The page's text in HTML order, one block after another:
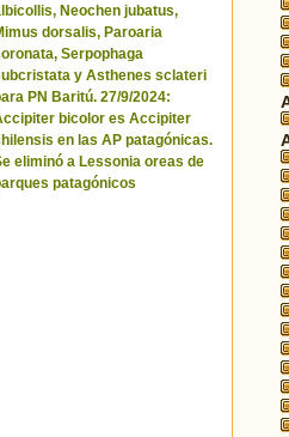
Neochen jubatus,
dorsalis, Paroaria
Serpophaga
y Asthenes sclateri
PN Baritú. 27/9/2024:
bicolor es Accipiter
en las AP patagónicas.
eliminó a Lessonia oreas de
patagónicos